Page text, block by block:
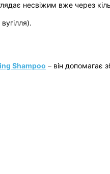
несвіжим вже через
Shampoo – він допомагає